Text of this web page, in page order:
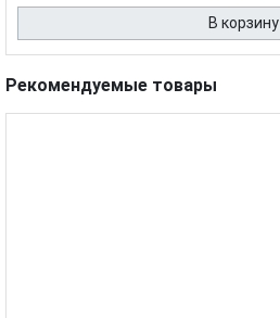
В корзину
Рекомендуемые товары